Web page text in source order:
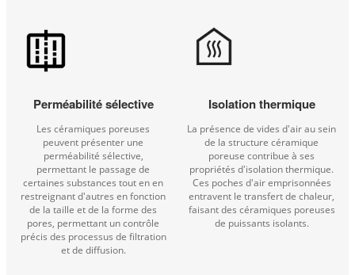
Perméabilité sélective
Les céramiques poreuses
peuvent présenter une
perméabilité sélective,
permettant le passage de
certaines substances tout en en
restreignant d'autres en fonction
de la taille et de la forme des
pores, permettant un contrôle
précis des processus de filtration
et de diffusion.
Isolation thermique
La présence de vides d'air au sein
de la structure céramique
poreuse contribue à ses
propriétés d'isolation thermique.
Ces poches d'air emprisonnées
entravent le transfert de chaleur,
faisant des céramiques poreuses
de puissants isolants.